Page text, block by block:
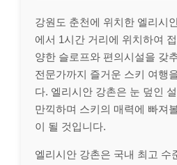
강원도 춘천에 위치한 엘리시
에서 1시간 거리에 위치하여
양한 슬로프와 편의시설을 갖
전문가까지 즐거운 스키 여행
다. 엘리시안 강촌은 눈 덮인
만끽하며 스키의 매력에 빠져
이 될 것입니다.
엘리시안 강촌은 국내 최고 수